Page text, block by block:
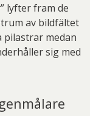
lyfter fram de
av bildfältet
pilastrar medan
sig med